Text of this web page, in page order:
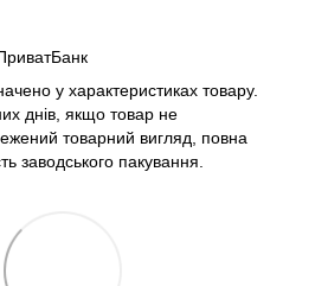
у характеристиках товару.
днів, якщо товар не
товарний вигляд, повна
заводського пакування.